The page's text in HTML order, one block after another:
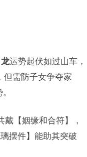
运势起伏如过山车，
但需防子女争夺家
【姻缘和合符】，
摆件】能助其突破